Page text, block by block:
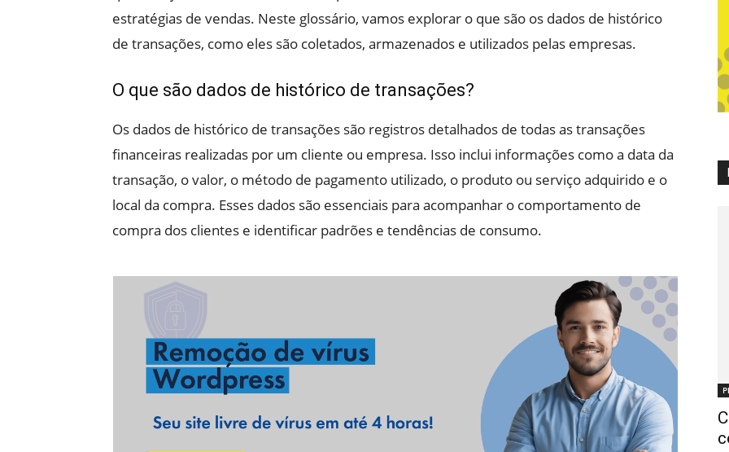
estratégias de vendas. Neste glossário, vamos explorar o que são os dados de histórico
de transações, como eles são coletados, armazenados e utilizados pelas empresas.
O que são dados de histórico de transações?
Os dados de histórico de transações são registros detalhados de todas as transações
financeiras realizadas por um cliente ou empresa. Isso inclui informações como a data da
transação, o valor, o método de pagamento utilizado, o produto ou serviço adquirido e o
local da compra. Esses dados são essenciais para acompanhar o comportamento de
compra dos clientes e identificar padrões e tendências de consumo.